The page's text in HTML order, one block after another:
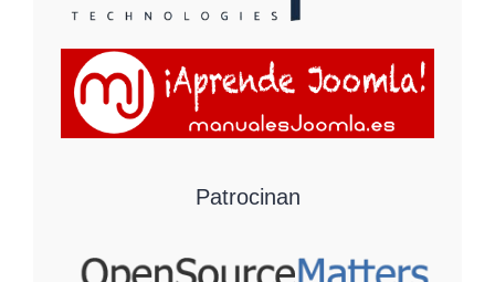
Patrocinan